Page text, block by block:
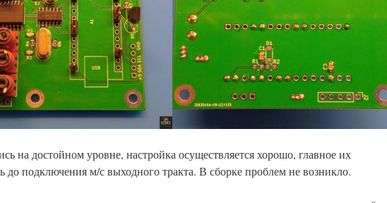
на достойном уровне, настройка осуществляется хорошо, главное их
до подключения м/с выходного тракта. В сборке проблем не возникло.